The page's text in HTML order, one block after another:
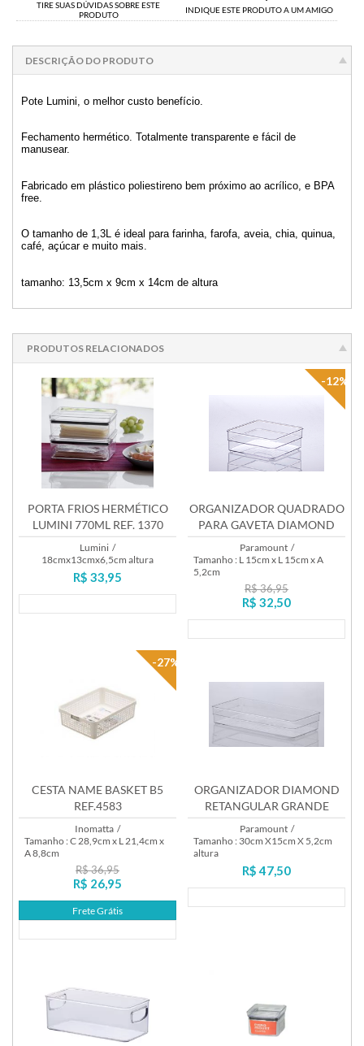
TIRE SUAS DÚVIDAS SOBRE ESTE
PRODUTO
INDIQUE ESTE PRODUTO A UM AMIGO
DESCRIÇÃO DO PRODUTO
Pote Lumini, o melhor custo benefício.
Fechamento hermético. Totalmente transparente e fácil de
manusear.
Fabricado em plástico poliestireno bem próximo ao acrílico, e BPA
free.
O tamanho de 1,3L é ideal para farinha, farofa, aveia, chia, quinua,
café, açúcar e muito mais.
tamanho: 13,5cm x 9cm x 14cm de altura
PRODUTOS RELACIONADOS
PORTA FRIOS HERMÉTICO
LUMINI 770ML REF. 1370
Lumini /
18cmx13cmx6,5cm altura
R$ 33,95
-12%
ORGANIZADOR QUADRADO
PARA GAVETA DIAMOND
REF.937
Paramount /
Tamanho : L 15cm x L 15cm x A
5,2cm
R$ 36,95
R$ 32,50
-27%
CESTA NAME BASKET B5
REF.4583
Inomatta /
Tamanho : C 28,9cm x L 21,4cm x
A 8,8cm
R$ 36,95
R$ 26,95
Frete Grátis
ORGANIZADOR DIAMOND
RETANGULAR GRANDE
REF.1117
Paramount /
Tamanho : 30cm X15cm X 5,2cm
altura
R$ 47,50